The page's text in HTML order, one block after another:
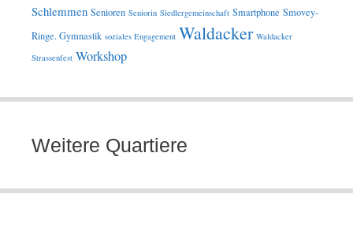
Schlemmen Senioren Seniorin Siedlergemeinschaft Smartphone Smovey-
Ringe. Gymnastik soziales Engagement Waldacker Waldacker
Strassenfest Workshop
Weitere Quartiere